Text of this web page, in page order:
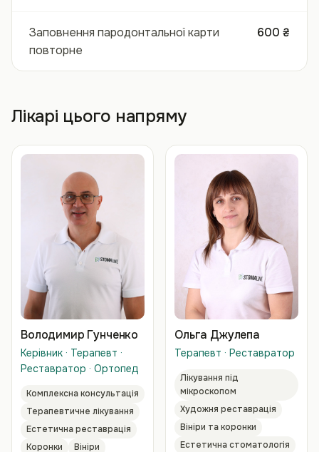
Заповнення пародонтальної карти
повторне
600 ₴
Лікарі цього напряму
Володимир Гунченко
Керівник · Терапевт ·
Реставратор · Ортопед
Комплексна консультація
Терапевтичне лікування
Естетична реставрація
Коронки
Вініри
Ольга Джулепа
Терапевт · Реставратор
Лікування під
мікроскопом
Художня реставрація
Вініри та коронки
Естетична стоматологія